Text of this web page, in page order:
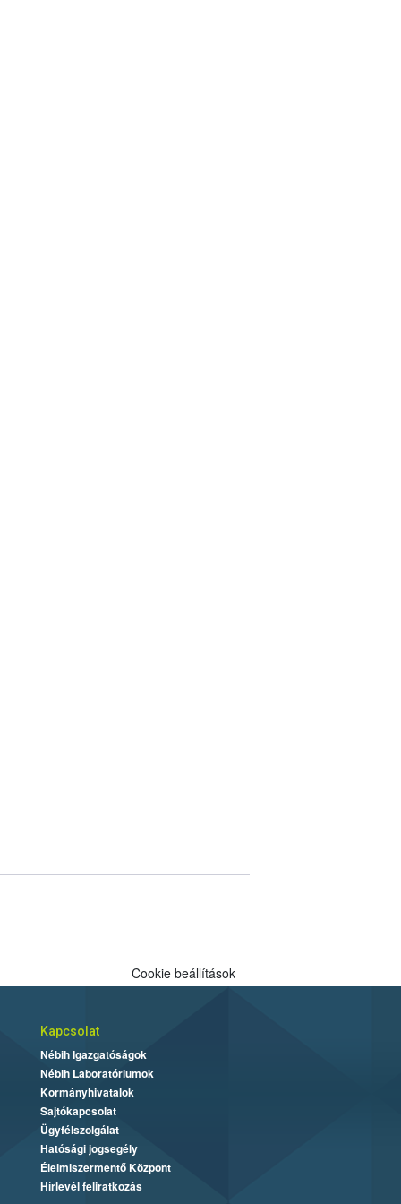
Cookie beállítások
Kapcsolat
Nébih Igazgatóságok
Nébih Laboratóriumok
Kormányhivatalok
Sajtókapcsolat
Ügyfélszolgálat
Hatósági jogsegély
Élelmiszermentő Központ
Hírlevél feliratkozás